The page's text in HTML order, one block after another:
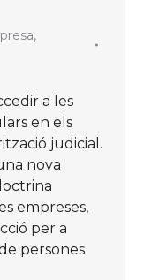
,
a les
en els
judicial.
nova
empreses,
per a
persones